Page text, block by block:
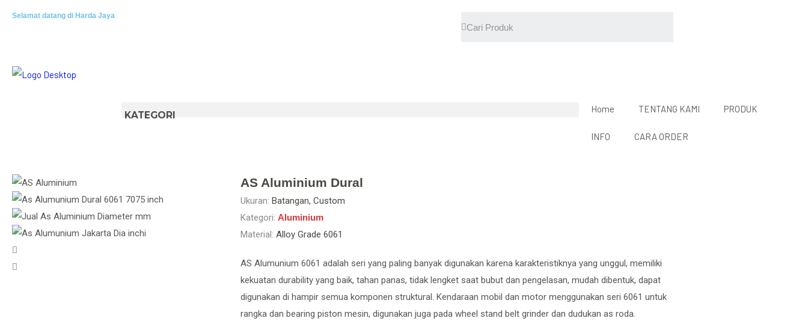
Selamat datang di Harda Jaya
Home TENTANG KAMI PRODUK
INFO CARA ORDER
AS Aluminium Dural
Ukuran: Batangan, Custom
Kategori: Aluminium
Material: Alloy Grade 6061
AS Alumunium 6061 adalah seri yang paling banyak digunakan karena karakteristiknya yang unggul, memiliki
kekuatan durability yang baik, tahan panas, tidak lengket saat bubut dan pengelasan, mudah dibentuk, dapat
digunakan di hampir semua komponen struktural. Kendaraan mobil dan motor menggunakan seri 6061 untuk
rangka dan bearing piston mesin, digunakan juga pada wheel stand belt grinder dan dudukan as roda.